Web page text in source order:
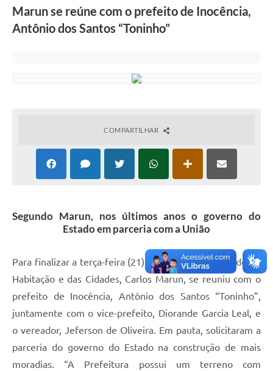
Renuncia de Receita
Plano de Capacitação
Instrumentos de Gestão - SAÚDE
Plano Estratégico
Empresa Inidônea
LGPD - Governo Digital
licenciamento ambiental
Marun se reúne com o prefeito de Inocência,
Antônio dos Santos “Toninho”
COMPARTILHAR
Segundo Marun, nos últimos anos o governo do
Estado em parceria com a União
Para finalizar a terça-feira (21), o secretário de Estado de
Habitação e das Cidades, Carlos Marun, se reuniu com o
prefeito de Inocência, Antônio dos Santos “Toninho”,
juntamente com o vice-prefeito, Diorande Garcia Leal, e
o vereador, Jeferson de Oliveira. Em pauta, solicitaram a
parceria do governo do Estado na construção de mais
moradias. “A Prefeitura possui um terreno com